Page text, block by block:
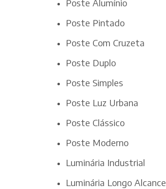
Poste Alumínio
Poste Pintado
Poste Com Cruzeta
Poste Duplo
Poste Simples
Poste Luz Urbana
Poste Clássico
Poste Moderno
Luminária Industrial
Luminária Longo Alcance